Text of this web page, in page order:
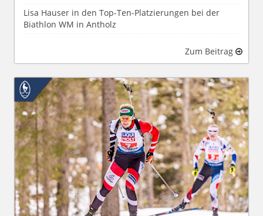
Lisa Hauser in den Top-Ten-Platzierungen bei der
Biathlon WM in Antholz
Zum Beitrag